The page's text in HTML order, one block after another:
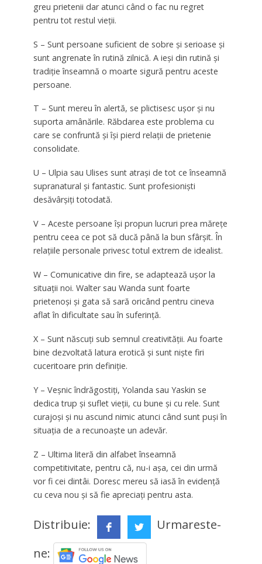
greu prietenii dar atunci când o fac nu regret
pentru tot restul vieţii.
S – Sunt persoane suficient de sobre şi serioase şi
sunt angrenate în rutină zilnică. A ieşi din rutină şi
tradiţie înseamnă o moarte sigură pentru aceste
persoane.
T – Sunt mereu în alertă, se plictisesc uşor şi nu
suporta amânările. Răbdarea este problema cu
care se confruntă şi îşi pierd relaţii de prietenie
consolidate.
U – Ulpia sau Ulises sunt atraşi de tot ce înseamnă
supranatural şi fantastic. Sunt profesionişti
desăvârşiţi totodată.
V – Aceste persoane îşi propun lucruri prea măreţe
pentru ceea ce pot să ducă până la bun sfârşit. În
relaţiile personale privesc totul extrem de idealist.
W – Comunicative din fire, se adaptează uşor la
situaţii noi. Walter sau Wanda sunt foarte
prietenoşi şi gata să sară oricând pentru cineva
aflat în dificultate sau în suferinţă.
X – Sunt născuţi sub semnul creativităţii. Au foarte
bine dezvoltată latura erotică şi sunt nişte firi
cuceritoare prin definiţie.
Y – Veşnic îndrăgostiţi, Yolanda sau Yaskin se
dedica trup şi suflet vieţii, cu bune şi cu rele. Sunt
curajoşi şi nu ascund nimic atunci când sunt puşi în
situaţia de a recunoaşte un adevăr.
Z – Ultima literă din alfabet înseamnă
competitivitate, pentru că, nu-i aşa, cei din urmă
vor fi cei dintâi. Doresc mereu să iasă în evidenţă
cu ceva nou şi să fie apreciaţi pentru asta.
Distribuie:
Urmareste-
ne: